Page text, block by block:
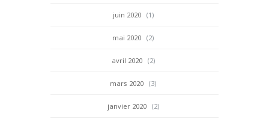
juin 2020 (1)
mai 2020 (2)
avril 2020 (2)
mars 2020 (3)
janvier 2020 (2)